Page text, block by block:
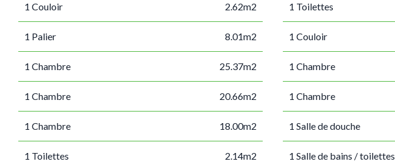
1 Couloir 2.62m2 1 Toilettes
1 Palier 8.01m2 1 Couloir
1 Chambre 25.37m2 1 Chambre
1 Chambre 20.66m2 1 Chambre
1 Chambre 18.00m2 1 Salle de douche
1 Toilettes 2.14m2 1 Salle de bains / toilettes